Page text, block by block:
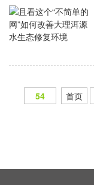
54 首页